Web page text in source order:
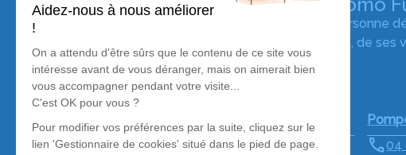
Nos équipes vous aident à honorer la mémoire de la personne
perpétuer son souvenir dans le respect de ses volontés, de ses
avec dignité dans son dernier voyage.
Nos agences
Pompes Funèbres et Marbrerie GIACOMO Funéraire
04 86 68 25 84
04